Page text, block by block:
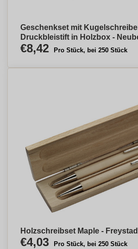
Geschenkset mit
Druckbleistift in Holzbox -
€8,42 Pro Stück, bei 250 Stück
Holzschreibset Maple -
€4,03 Pro Stück, bei 250 Stück